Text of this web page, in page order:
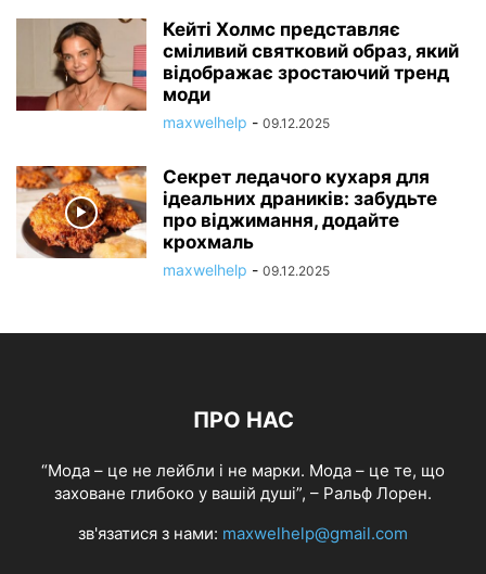
Кейті Холмс представляє
сміливий святковий образ, який
відображає зростаючий тренд
моди
maxwelhelp - 09.12.2025
Секрет ледачого кухаря для
ідеальних драників: забудьте
про віджимання, додайте
крохмаль
maxwelhelp - 09.12.2025
ПРО НАС
“Мода – це не лейбли і не марки. Мода – це те, що
заховане глибоко у вашій душі”, – Ральф Лорен.
зв'язатися з нами: maxwelhelp@gmail.com